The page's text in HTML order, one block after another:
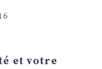
et votre